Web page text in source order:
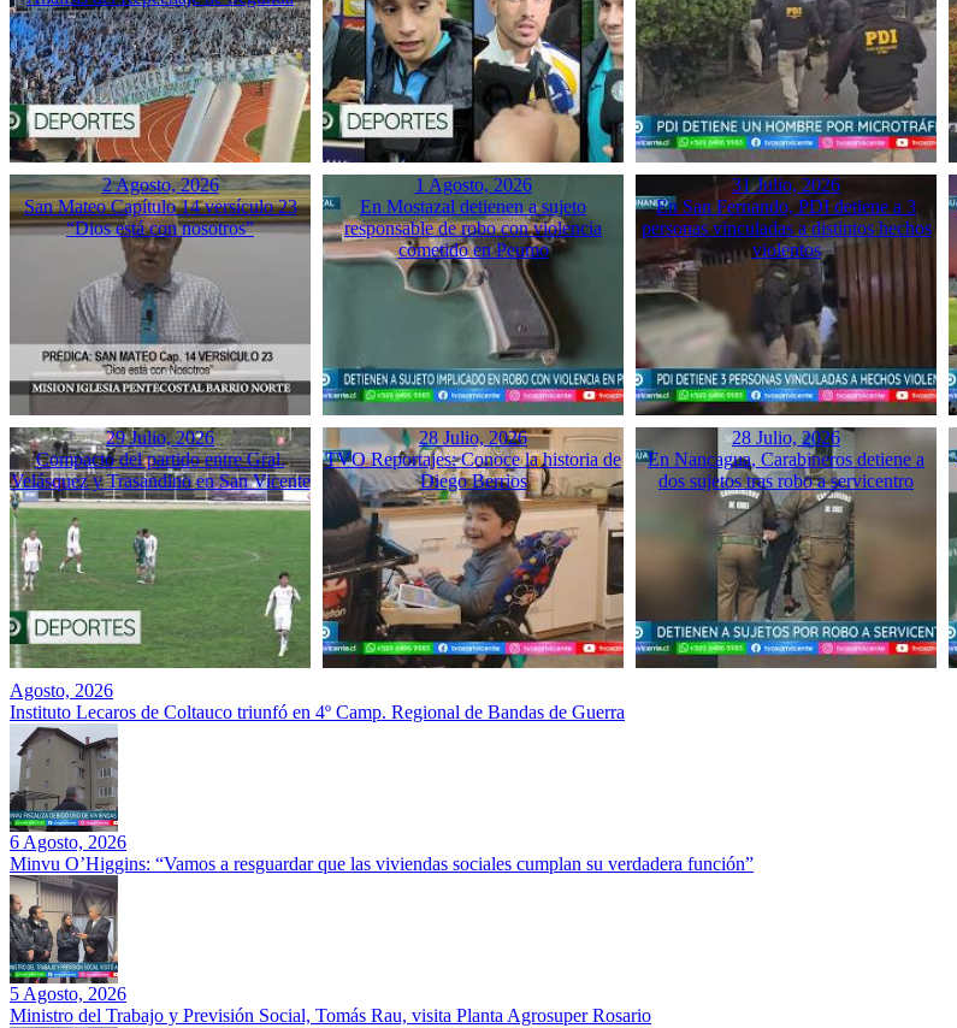
2 Agosto, 2026
San Mateo Capítulo 14 versículo 23
“Dios está con nosotros”
1 Agosto, 2026
En Mostazal detienen a sujeto
responsable de robo con violencia
cometido en Peumo
31 Julio, 2026
En San Fernando, PDI detiene a 3
personas vinculadas a distintos hechos
violentos
29 Julio, 2026
Compacto del partido entre Gral.
Velásquez y Trasandino en San Vicente
28 Julio, 2026
TVO Reportajes: Conoce la historia de
Diego Berrios
28 Julio, 2026
En Nancagua, Carabineros detiene a
dos sujetos tras robo a servicentro
Agosto, 2026
Instituto Lecaros de Coltauco triunfó en 4º Camp. Regional de Bandas de Guerra
6 Agosto, 2026
Minvu O’Higgins: “Vamos a resguardar que las viviendas sociales cumplan su verdadera función”
5 Agosto, 2026
Ministro del Trabajo y Previsión Social, Tomás Rau, visita Planta Agrosuper Rosario